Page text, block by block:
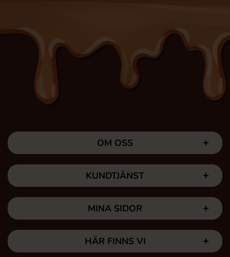
OM OSS
KUNDTJÄNST
MINA SIDOR
HÄR FINNS VI